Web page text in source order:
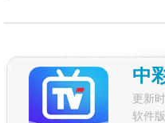
中
更新
软件